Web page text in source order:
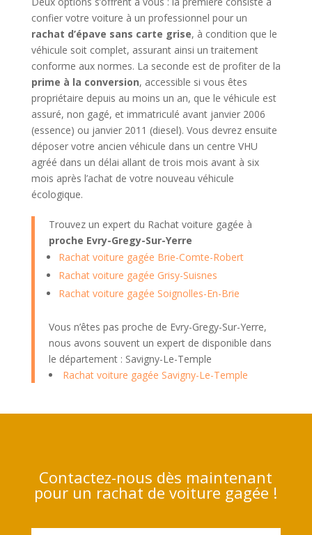
confier votre voiture à un professionnel pour un
rachat d’épave sans carte grise, à condition que le
véhicule soit complet, assurant ainsi un traitement
conforme aux normes. La seconde est de profiter de la
prime à la conversion, accessible si vous êtes
propriétaire depuis au moins un an, que le véhicule est
assuré, non gagé, et immatriculé avant janvier 2006
(essence) ou janvier 2011 (diesel). Vous devrez ensuite
déposer votre ancien véhicule dans un centre VHU
agréé dans un délai allant de trois mois avant à six
mois après l’achat de votre nouveau véhicule
écologique.
Trouvez un expert du Rachat voiture gagée à
proche Evry-Gregy-Sur-Yerre
Rachat voiture gagée Brie-Comte-Robert
Rachat voiture gagée Grisy-Suisnes
Rachat voiture gagée Soignolles-En-Brie
Vous n’êtes pas proche de Evry-Gregy-Sur-Yerre,
nous avons souvent un expert de disponible dans
le département : Savigny-Le-Temple
Rachat voiture gagée Savigny-Le-Temple
Contactez-nous dès maintenant
pour un rachat de voiture gagée !